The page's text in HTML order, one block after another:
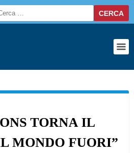
TORNA IL
MONDO FUORI”